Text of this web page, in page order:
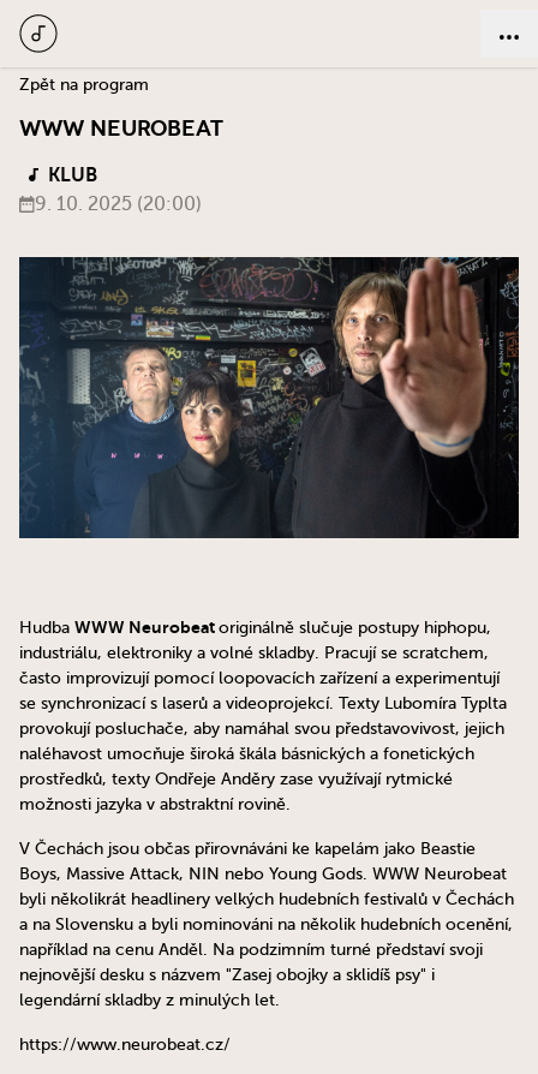
Zpět na program
WWW NEUROBEAT
KLUB
9. 10. 2025 (20:00)
Hudba WWW Neurobeat originálně slučuje postupy hiphopu,
industriálu, elektroniky a volné skladby. Pracují se scratchem,
často improvizují pomocí loopovacích zařízení a experimentují
se synchronizací s laserů a videoprojekcí. Texty Lubomíra Typlta
provokují posluchače, aby namáhal svou představovivost, jejich
naléhavost umocňuje široká škála básnických a fonetických
prostředků, texty Ondřeje Anděry zase využívají rytmické
možnosti jazyka v abstraktní rovině.
V Čechách jsou občas přirovnáváni ke kapelám jako Beastie
Boys, Massive Attack, NIN nebo Young Gods. WWW Neurobeat
byli několikrát headlinery velkých hudebních festivalů v Čechách
a na Slovensku a byli nominováni na několik hudebních ocenění,
například na cenu Anděl. Na podzimním turné představí svoji
nejnovější desku s názvem "Zasej obojky a sklidíš psy" i
legendární skladby z minulých let.
https://www.neurobeat.cz/